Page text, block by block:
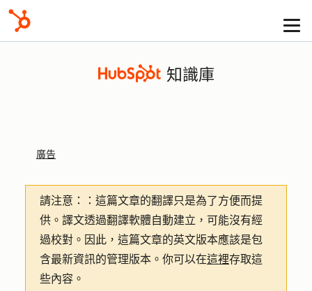
知識庫
廣告
請注意：
：這篇文章的翻譯只是為了方便而提
供。譯文透過翻譯軟體自動建立，可能沒有經
過校對。因此，這篇文章的英文版本應該是包
含最新資訊的管理版本。你可以在這裡存取這
些內容。